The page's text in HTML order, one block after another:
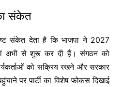
संकेत
संकेत देता है कि भाजपा ने 2027
अभी से शुरू कर दी हैं। संगठन को
को सक्रिय रखने और सरकार
पर पार्टी का विशेष फोकस दिखाई